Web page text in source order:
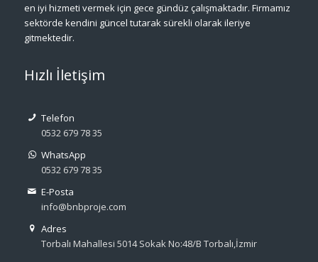
en iyi hizmeti vermek için gece gündüz çalışmaktadır. Firmamız
sektörde kendini güncel tutarak sürekli olarak ileriye
gitmektedir.
Hızlı İletişim
Telefon
0532 679 78 35
WhatsApp
0532 679 78 35
E-Posta
info@bnbproje.com
Adres
Torbalı Mahallesi 5014 Sokak No:48/B Torbalı,İzmir